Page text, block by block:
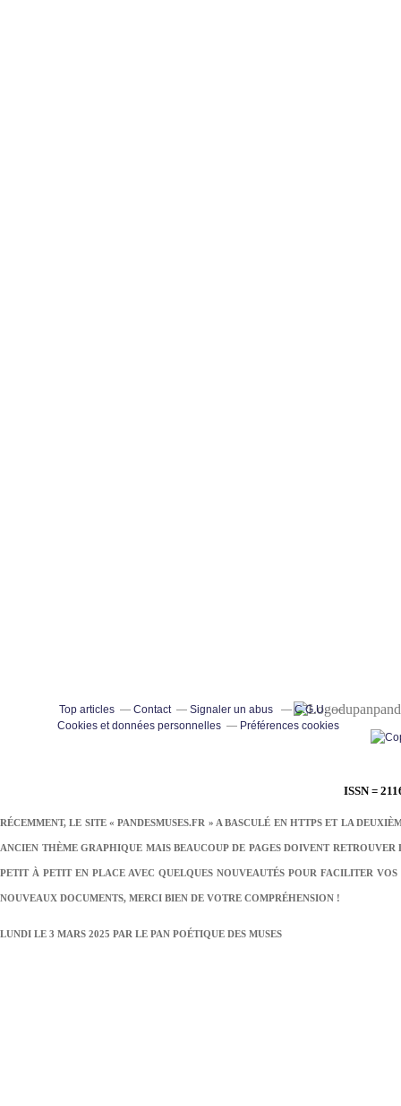
ISSN =
RÉCEMMENT, LE SITE « PANDESMUSES.FR » A BASCULÉ EN HTTPS ET LA
ANCIEN THÈME GRAPHIQUE MAIS BEAUCOUP DE PAGES DOIVENT
PETIT À PETIT EN PLACE AVEC QUELQUES NOUVEAUTÉS POUR FACILITER
NOUVEAUX DOCUMENTS, MERCI BIEN DE VOTRE COMPRÉHENSION !
LUNDI LE 3 MARS 2025 PAR LE PAN POÉTIQUE DES MUSES
Top articles Contact Signaler un abus
C.G.U.
Cookies et données personnelles
Préférences cookies